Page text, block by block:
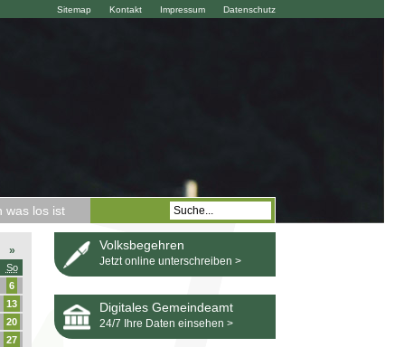
Datenschutz
Impressum
Kontakt
Sitemap
was los ist
»
So
6
13
20
27
Volksbegehren
Jetzt online unterschreiben >
Digitales Gemeindeamt
24/7 Ihre Daten einsehen >